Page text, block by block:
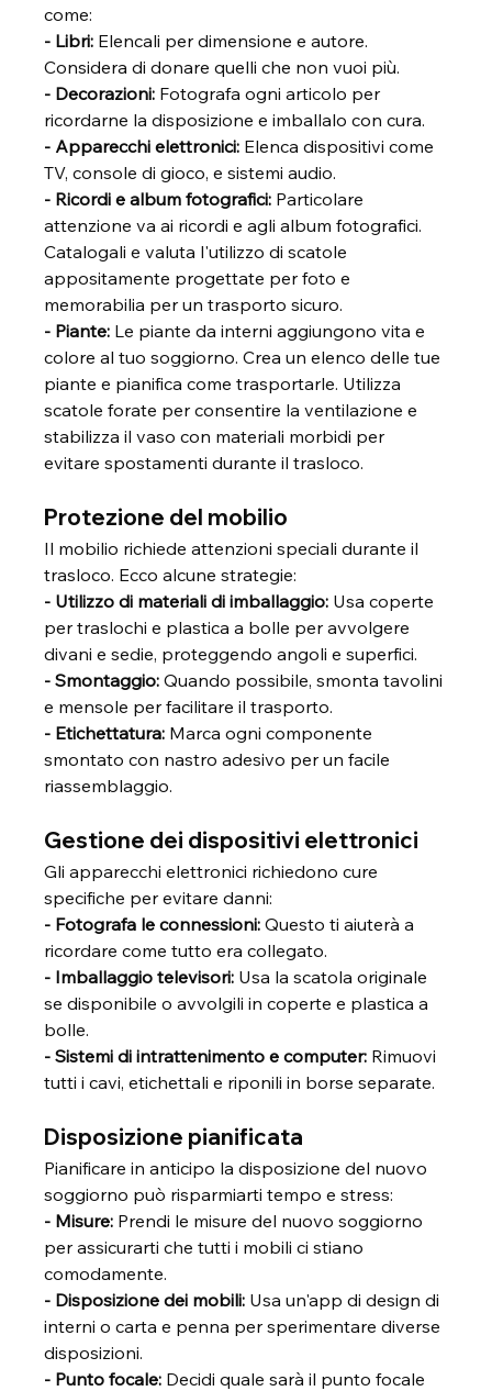
come:
- Libri: Elencali per dimensione e autore.
Considera di donare quelli che non vuoi più.
- Decorazioni: Fotografa ogni articolo per
ricordarne la disposizione e imballalo con cura.
- Apparecchi elettronici: Elenca dispositivi come
TV, console di gioco, e sistemi audio.
- Ricordi e album fotografici: Particolare
attenzione va ai ricordi e agli album fotografici.
Catalogali e valuta l'utilizzo di scatole
appositamente progettate per foto e
memorabilia per un trasporto sicuro.
- Piante: Le piante da interni aggiungono vita e
colore al tuo soggiorno. Crea un elenco delle tue
piante e pianifica come trasportarle. Utilizza
scatole forate per consentire la ventilazione e
stabilizza il vaso con materiali morbidi per
evitare spostamenti durante il trasloco.
Protezione del mobilio
Il mobilio richiede attenzioni speciali durante il
trasloco. Ecco alcune strategie:
- Utilizzo di materiali di imballaggio: Usa coperte
per traslochi e plastica a bolle per avvolgere
divani e sedie, proteggendo angoli e superfici.
- Smontaggio: Quando possibile, smonta tavolini
e mensole per facilitare il trasporto.
- Etichettatura: Marca ogni componente
smontato con nastro adesivo per un facile
riassemblaggio.
Gestione dei dispositivi elettronici
Gli apparecchi elettronici richiedono cure
specifiche per evitare danni:
- Fotografa le connessioni: Questo ti aiuterà a
ricordare come tutto era collegato.
- Imballaggio televisori: Usa la scatola originale
se disponibile o avvolgili in coperte e plastica a
bolle.
- Sistemi di intrattenimento e computer: Rimuovi
tutti i cavi, etichettali e riponili in borse separate.
Disposizione pianificata
Pianificare in anticipo la disposizione del nuovo
soggiorno può risparmiarti tempo e stress:
- Misure: Prendi le misure del nuovo soggiorno
per assicurarti che tutti i mobili ci stiano
comodamente.
- Disposizione dei mobili: Usa un'app di design di
interni o carta e penna per sperimentare diverse
disposizioni.
- Punto focale: Decidi quale sarà il punto focale